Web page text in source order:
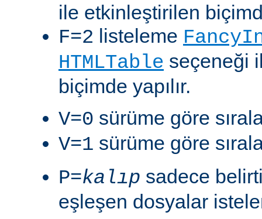
ile etkinleştirilen
F=2 listeleme
HTMLTable seçeneği
biçimde yapılır.
V=0 sürüme göre
V=1 sürüme göre
P=kalıp sadece
eşleşen dosyalar